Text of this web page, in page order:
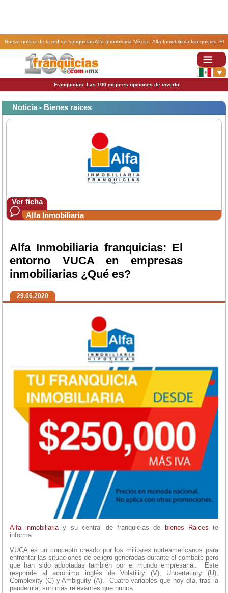
Nueva noticia de la red de franquicias Alfa Inmobiliaria México. Alfa Inmobiliaria franquicias: El
entorno VUCA en empresas inmobiliarias ¿Qué es?.
Franquicias. Las 100 mejores opciones de invertir
Noticia - Bienes raices
Ver ficha
Alfa Inmobiliaria
Alfa Inmobiliaria franquicias: El
entorno VUCA en empresas
inmobiliarias ¿Qué es?
29.06.2020
Alfa inmobiliariay su central de franquicias de bienes Raices te
informa:
VUCA es un concepto creado por los militares norteamericanos para
enfrentar las situaciones de peligro generadas durante el combate pero
que han sido adoptadas también por el mundo empresarial. Este
responde al acrónimo inglés de Volatility (V), Uncertatinty (U),
Complexity (C) y Ambiguity (A). Cuatro variables que hoy día, tras la
pandemia, son más relevantes que nunca.